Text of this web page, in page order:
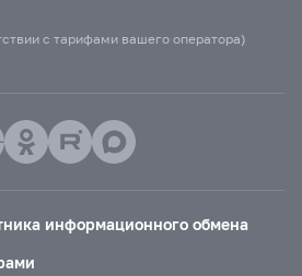
с тарифами вашего оператора)
информационного обмена